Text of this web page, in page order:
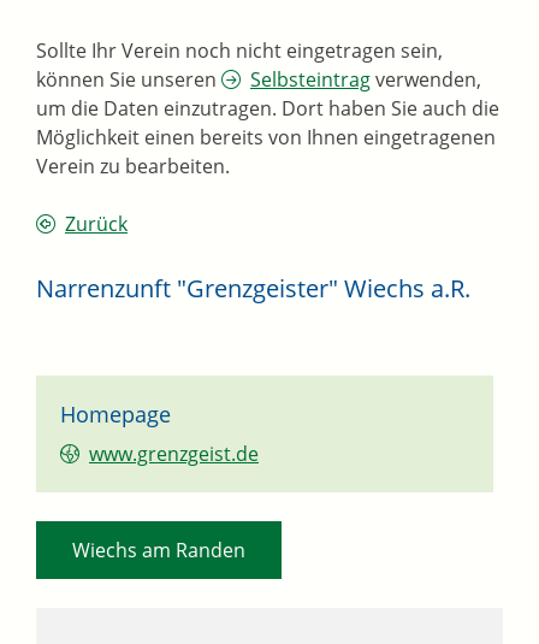
Sollte Ihr Verein noch nicht eingetragen sein,
können Sie unseren
Selbsteintragverwenden,
um die Daten einzutragen. Dort haben Sie auch die
Möglichkeit einen bereits von Ihnen eingetragenen
Verein zu bearbeiten.
Zurück
Narrenzunft "Grenzgeister" Wiechs a.R.
Homepage
www.grenzgeist.de
Wiechs am Randen